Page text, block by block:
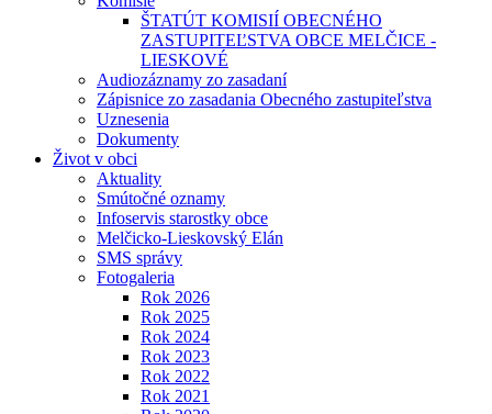
ŠTATÚT KOMISIÍ OBECNÉHO
ZASTUPITEĽSTVA OBCE MELČICE -
LIESKOVÉ
Audiozáznamy zo zasadaní
Zápisnice zo zasadania Obecného zastupiteľstva
Uznesenia
Dokumenty
Život v obci
Aktuality
Smútočné oznamy
Infoservis starostky obce
Melčicko-Lieskovský Elán
SMS správy
Fotogaleria
Rok 2026
Rok 2025
Rok 2024
Rok 2023
Rok 2022
Rok 2021